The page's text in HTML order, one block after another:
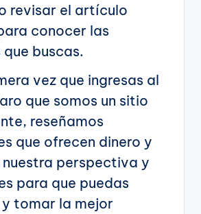
revisar el artículo
conocer las
buscas.
vez que ingresas al
que somos un sitio
reseñamos
que ofrecen dinero y
perspectiva y
para que puedas
tomar la mejor